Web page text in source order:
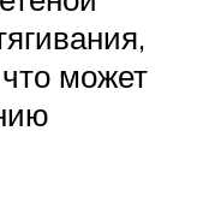
может